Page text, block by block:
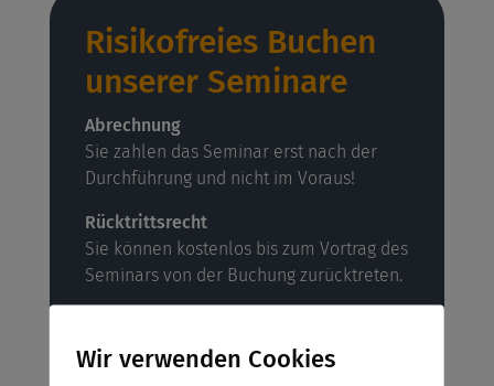
Risikofreies Buchen
unserer Seminare
Abrechnung
Sie zahlen das Seminar erst nach der
Durchführung und nicht im Voraus!
Rücktrittsrecht
Sie können kostenlos bis zum Vortrag des
Seminars von der Buchung zurücktreten.
Reservieren Sie Ihren Seminarplatz –
Buchen Sie das Seminar erst ein Tag vor
Wir verwenden Cookies